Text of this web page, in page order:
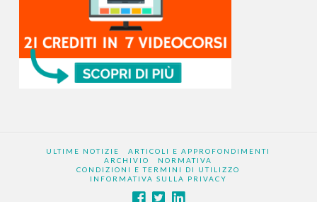
ULTIME NOTIZIE
ARTICOLI E APPROFONDIMENTI
ARCHIVIO
NORMATIVA
CONDIZIONI E TERMINI DI UTILIZZO
INFORMATIVA SULLA PRIVACY